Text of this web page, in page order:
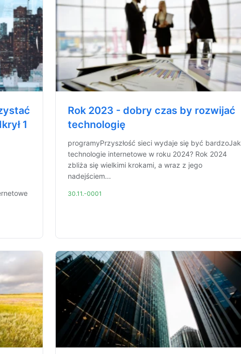
1
Rok 2023 - dobry czas by rozwijać
technologię
programyPrzyszłość sieci wydaje się być bardzoJak
technologie internetowe w roku 2024? Rok 2024
zbliża się wielkimi krokami, a wraz z jego
nadejściem...
30.11.-0001